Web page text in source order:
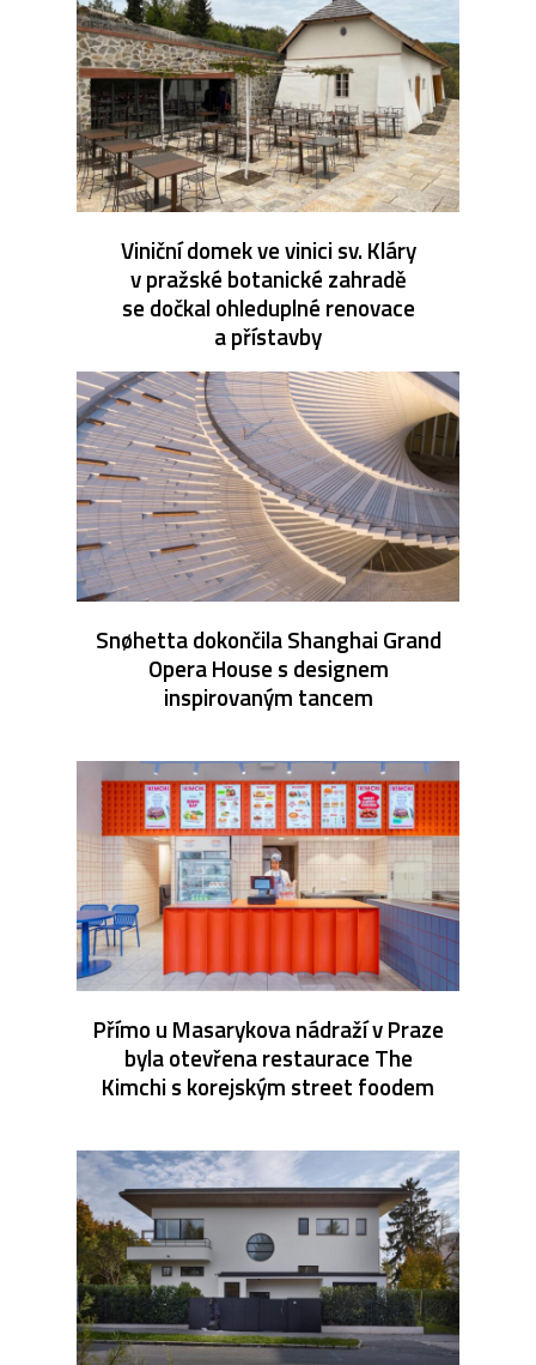
Viniční domek ve vinici sv. Kláry
v pražské botanické zahradě
se dočkal ohleduplné renovace
a přístavby
Snøhetta dokončila Shanghai Grand
Opera House s designem
inspirovaným tancem
Přímo u Masarykova nádraží v Praze
byla otevřena restaurace The
Kimchi s korejským street foodem